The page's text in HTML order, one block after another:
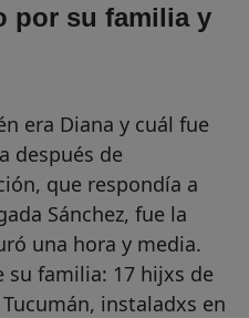
por su familia y
era Diana y cuál fue
después de
que respondía a
Sánchez, fue la
una hora y media.
su familia: 17 hijxs de
instaladxs en